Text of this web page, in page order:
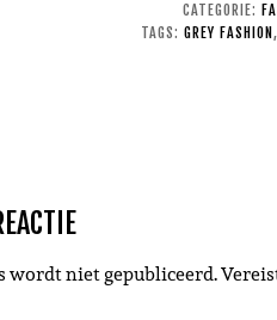
CATEGORIE:
TAGS: GREY FASHION ,
wordt niet gepubliceerd.